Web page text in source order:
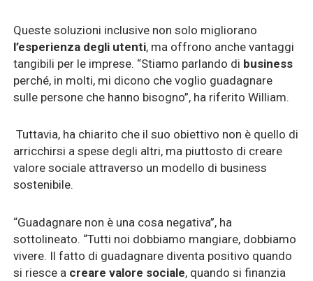
Queste soluzioni inclusive non solo migliorano
l’esperienza degli utenti, ma offrono anche vantaggi
tangibili per le imprese. “Stiamo parlando di business
perché, in molti, mi dicono che voglio guadagnare
sulle persone che hanno bisogno”, ha riferito William.
Tuttavia, ha chiarito che il suo obiettivo non è quello di
arricchirsi a spese degli altri, ma piuttosto di creare
valore sociale attraverso un modello di business
sostenibile.
“Guadagnare non è una cosa negativa”, ha
sottolineato. “Tutti noi dobbiamo mangiare, dobbiamo
vivere. Il fatto di guadagnare diventa positivo quando
si riesce a creare valore sociale, quando si finanzia